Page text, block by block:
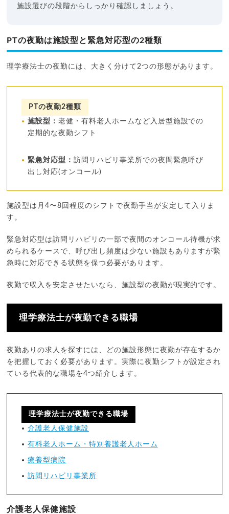
施設選びの段階からしっかり確認しましょう。
PTの夜勤は施設型と緊急対応型の2種類
理学療法士の夜勤には、大きく分けて2つの形態があります。
PTの夜勤2種類
施設型：老健・有料老人ホームなど入居型施設での
定期的な夜勤シフト
緊急対応型：訪問リハビリ事業所での夜間緊急呼び
出し対応(オンコール)
施設型は月4〜8回程度のシフトで夜勤手当が安定して入りま
す。
緊急対応型は訪問リハビリの一部で夜間のオンコール待機が求
められるケースで、呼び出し頻度は少ない施設もありますが緊
急時に対応できる状態を保つ必要があります。
夜勤で収入を安定させたいなら、施設型の夜勤が現実的です。
理学療法士が夜勤できる職場
夜勤ありの求人を探すには、どの施設形態に夜勤が存在するか
を把握しておく必要があります。実際に夜勤シフトが設定され
ている代表的な職場を4つ紹介します。
理学療法士が夜勤できる職場
介護老人保健施設
有料老人ホーム・特別養護老人ホーム
療養型病院
訪問リハビリ事業所
介護老人保健施設